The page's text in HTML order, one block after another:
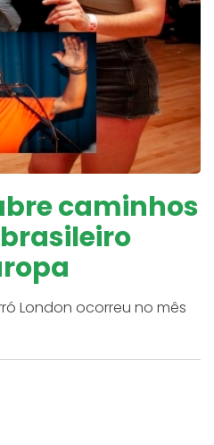
caminhos
London ocorreu no mês